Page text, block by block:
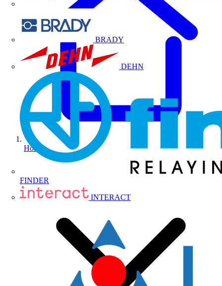
BRADY
DEHN
FINDER
INTERACT
Home